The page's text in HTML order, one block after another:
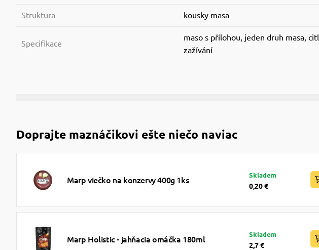
Struktura kousky masa
Specifikace
maso s přílohou, jeden druh masa,
zažívání
Doprajte maznáčikovi ešte niečo naviac
Marp viečko na konzervy 400g 1ks Skladem
0,20 €
Marp Holistic - jahňacia omáčka 180ml Skladem
2,7 €